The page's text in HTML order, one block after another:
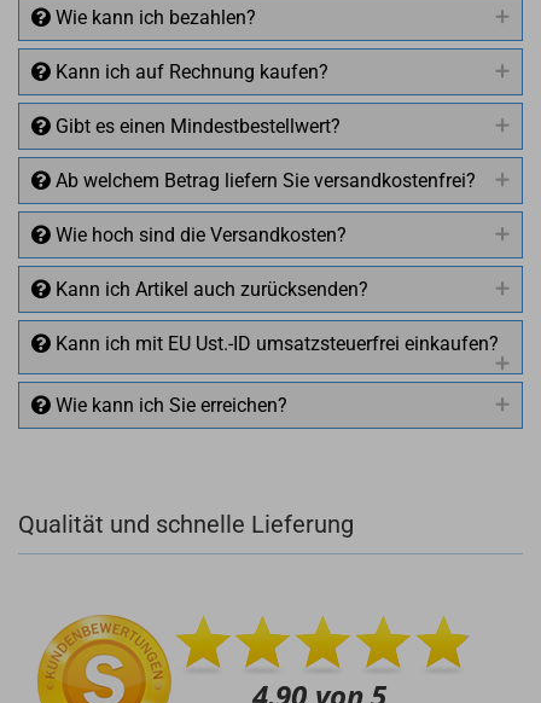
Wie kann ich bezahlen?
Kann ich auf Rechnung kaufen?
Gibt es einen Mindestbestellwert?
Ab welchem Betrag liefern Sie versandkostenfrei?
Wie hoch sind die Versandkosten?
Kann ich Artikel auch zurücksenden?
Kann ich mit EU Ust.-ID umsatzsteuerfrei einkaufen?
Wie kann ich Sie erreichen?
+49 (0)4281 50 79 78 2
info@rocketronics.de
Qualität und schnelle Lieferung